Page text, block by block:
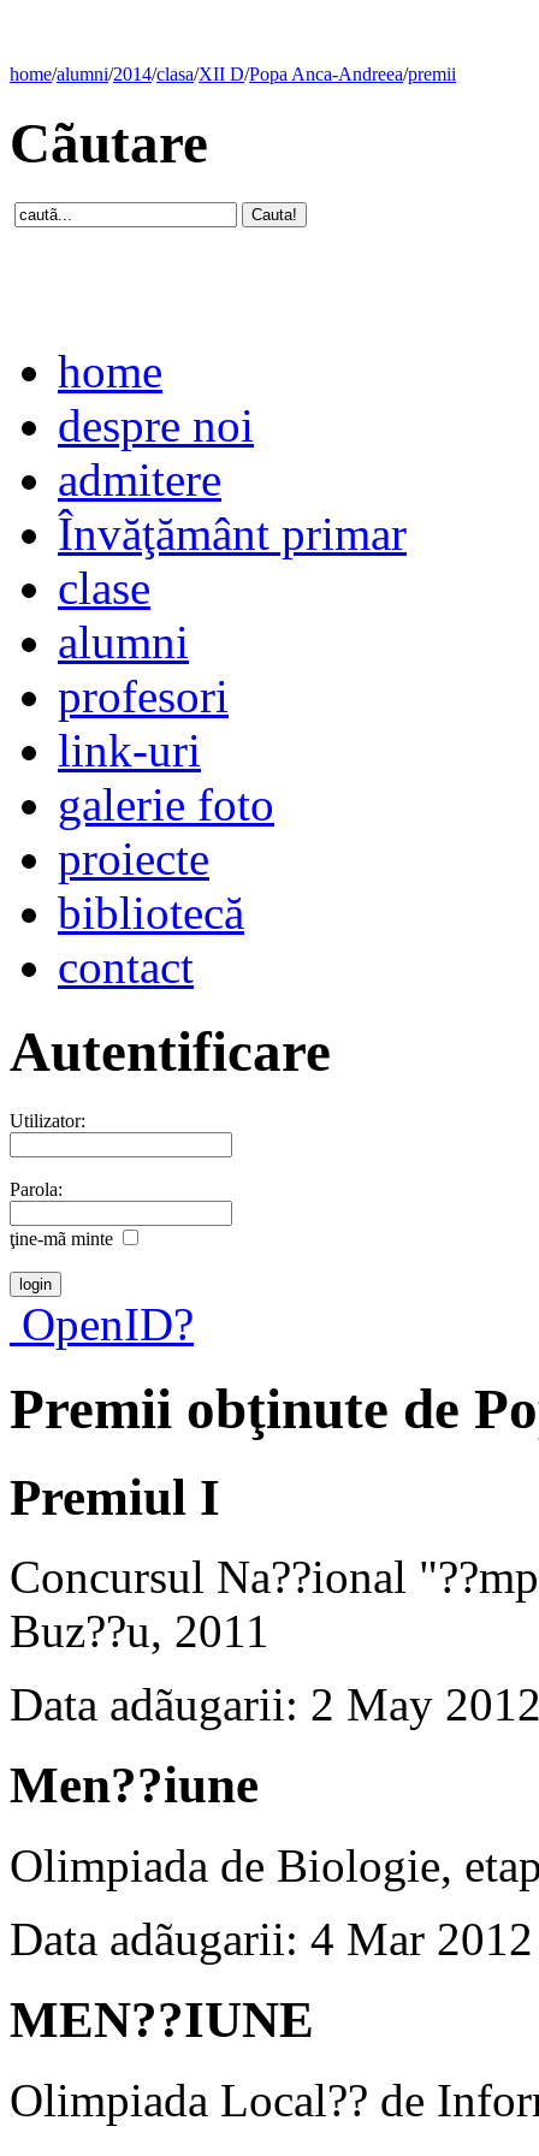
home/alumni/2014/clasa/XII D/Popa Anca-Andreea/premii
Cãutare
home
despre noi
admitere
Învăţământ primar
clase
alumni
profesori
link-uri
galerie foto
proiecte
bibliotecă
contact
Autentificare
Utilizator:
Parola:
ţine-mã minte
OpenID?
Premii obţinute de
Premiul I
Concursul Na??ional
Buz??u, 2011
Data adãugarii: 2 May
Men??iune
Olimpiada de Biologie,
Data adãugarii: 4 Mar 2012
MEN??IUNE
Olimpiada Local?? de